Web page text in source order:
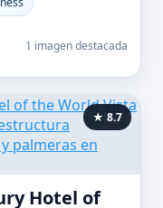
1 imagen destacada
★ 8.7
Hotel of